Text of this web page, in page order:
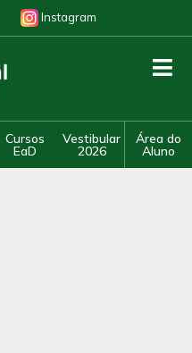
Instagram
Cursos
EaD
Vestibular
2026
Área do
Aluno